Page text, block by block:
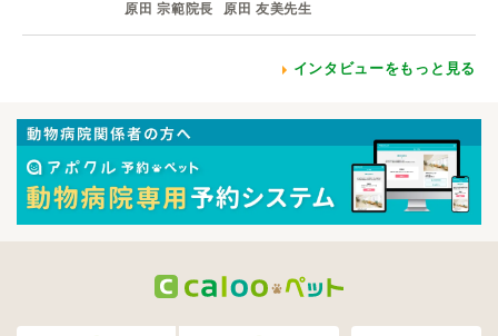
原田 宗範院長
原田 友美先生
インタビューをもっと見る